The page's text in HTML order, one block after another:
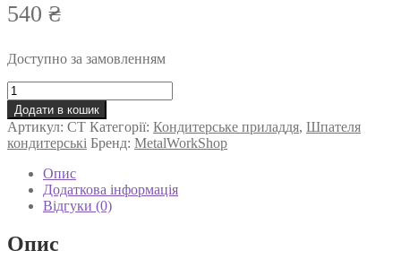
540 ₴
Доступно за замовленням
Кондитерська
широка
лопатка
для
формування
перенесення
тортів
Kolobok
Cake
Tray
Додати в кошик
Артикул: CT Категорії: Кондитерське приладдя, Шпателя
кондитерські Бренд: MetalWorkShop
Опис
Додаткова інформація
Відгуки (0)
Опис